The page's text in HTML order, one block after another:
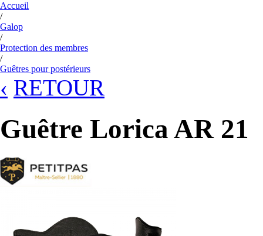
Accueil
/
Galop
/
Protection des membres
/
Guêtres pour postérieurs
‹ RETOUR
Guêtre Lorica AR 21